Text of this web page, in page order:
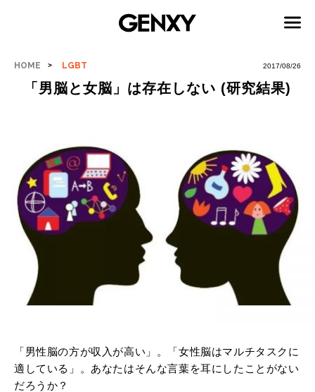
HOME LGBT 2017/08/26
「男脳と女脳」は存在しない (研究結果)
「男性脳の方が収入が高い」。「女性脳はマルチタスクに
適している」。あなたはそんな言葉を耳にしたことがない
だろうか？